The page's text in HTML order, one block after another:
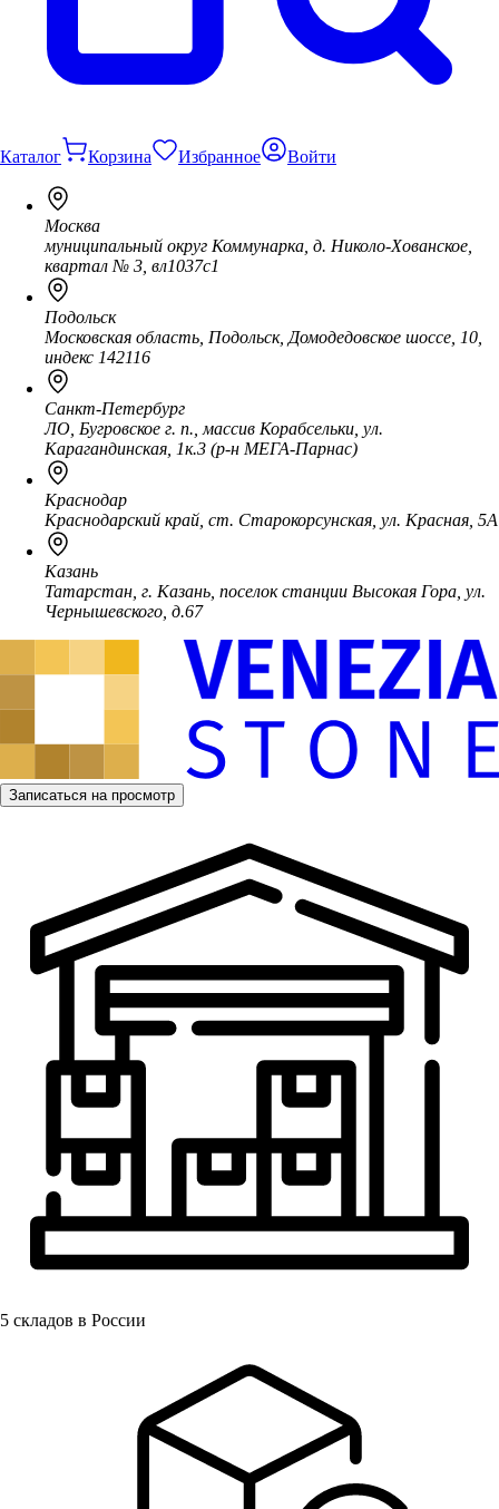
Каталог Корзина Избранное Войти
Москва
муниципальный округ Коммунарка, д. Николо-Хованское,
квартал № 3, вл1037с1
Подольск
Московская область, Подольск, Домодедовское шоссе, 10,
индекс 142116
Санкт-Петербург
ЛО, Бугровское г. п., массив Корабсельки, ул.
Карагандинская, 1к.3 (р-н МЕГА-Парнас)
Краснодар
Краснодарский край, ст. Старокорсунская, ул. Красная, 5А
Казань
Татарстан, г. Казань, поселок станции Высокая Гора, ул.
Чернышевского, д.67
Записаться на просмотр
5 складов в России